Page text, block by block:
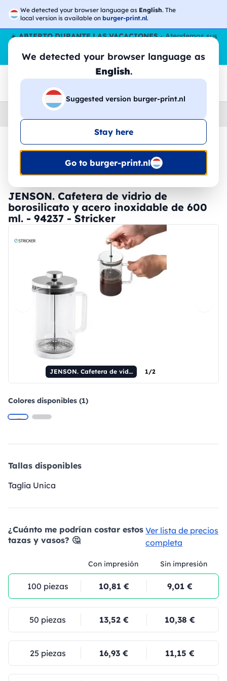
We detected your browser language as English. The
local version is available on burger-print.nl.
We detected your browser language as
English.
Suggested version burger-print.nl
Stay here
Go to burger-print.nl
☀️ABIERTO DURANTE LAS VACACIONES- Atendemos sus
pedidos durante todo el verano, incluso en agosto.
Sin parar
😎🌴
Home
🔥 -30% de impresión DTF
JENSON. Cafetera de vidrio de
borosilicato y acero inoxidable de 600
ml. - 94237 - Stricker
JENSON. Cafetera de vidrio de borosilicato y acero inoxidable de 600 ml. 1/2
Colores disponibles (1)
Tallas disponibles
Taglia Unica
¿Cuánto me podrían costar estos
tazas y vasos? 🤔
Ver lista de precios
completa
Con impresión Sin impresión
100 piezas 10,81 € 9,01 €
50 piezas 13,52 € 10,38 €
25 piezas 16,93 € 11,15 €